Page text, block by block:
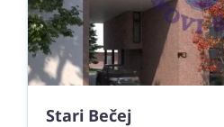
Stari Bečej